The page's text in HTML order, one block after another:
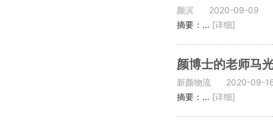
颜滨
2020-09-09
摘要：... [详细]
颜博士的老师马
新颜物流
2020-09-
摘要：... [详细]